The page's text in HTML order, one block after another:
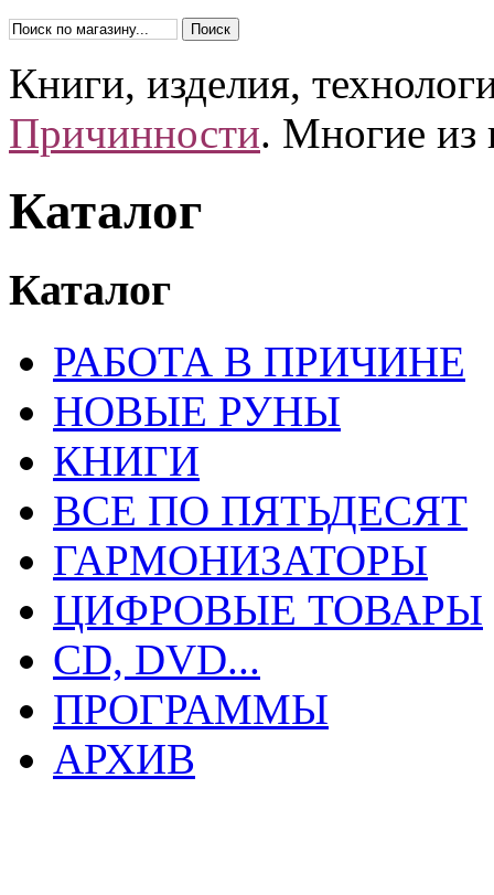
Книги, изделия,
Причинности. Многие из
Каталог
Каталог
РАБОТА В ПРИЧИНЕ
НОВЫЕ РУНЫ
КНИГИ
ВСЕ ПО ПЯТЬДЕСЯТ
ГАРМОНИЗАТОРЫ
ЦИФРОВЫЕ ТОВАРЫ
CD, DVD...
ПРОГРАММЫ
АРХИВ